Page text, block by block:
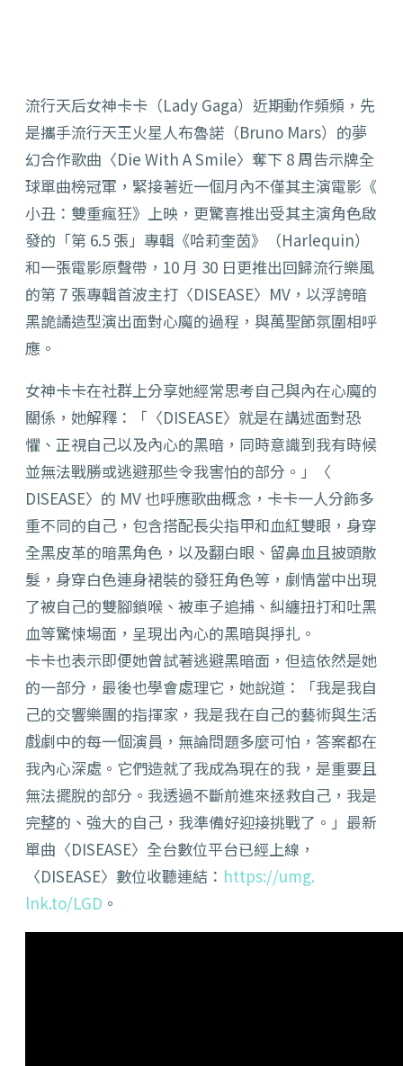
流行天后女神卡卡（Lady Gaga）近期動作頻頻，先
是攜手流行天王火星人布魯諾（Bruno Mars）的夢
幻合作歌曲〈Die With A Smile〉奪下 8 周告示牌全
球單曲榜冠軍，緊接著近一個月內不僅其主演電影《
小丑：雙重瘋狂》上映，更驚喜推出受其主演角色啟
發的「第 6.5 張」專輯《哈莉奎茵》（Harlequin）
和一張電影原聲帶， 10 月 30 日更推出回歸流行樂風
的第 7 張專輯首波主打〈DISEASE〉MV， 以浮誇暗
黑詭譎造型演出面對心魔的過程，與萬聖節氛圍相呼
應。
女神卡卡在社群上分享她經常思考自己與內在心魔的
關係，她解釋：
「〈DISEASE〉就是在講述面對恐
懼、 正視自己以及內心的黑暗， 同時意識到我有時候
並無法戰勝或逃避那些令我害怕的部分。」〈
DISEASE〉的 MV 也呼應歌曲概念，卡卡一人分飾多
重不同的自己， 包含搭配長尖指甲和血紅雙眼，身穿
全黑皮革的暗黑角色， 以及翻白眼、留鼻血且披頭散
髮，身穿白色連身裙裝的發狂角色等， 劇情當中出現
了被自己的雙腳鎖喉、被車子追捕、 糾纏扭打和吐黑
血等驚悚場面，呈現出內心的黑暗與掙扎。
卡卡也表示即便她曾試著逃避黑暗面，但這依然是她
的一部分， 最後也學會處理它，她說道：「我是我自
己的交響樂團的指揮家， 我是我在自己的藝術與生活
戲劇中的每一個演員， 無論問題多麼可怕，答案都在
我內心深處。 它們造就了我成為現在的我，是重要且
無法擺脫的部分。 我透過不斷前進來拯救自己，我是
完整的、強大的自己， 我準備好迎接挑戰了。」最新
單曲〈DISEASE〉 全台數位平台已經上線，
〈DISEASE〉數位收聽連結： https://umg.
lnk.to/LGD 。